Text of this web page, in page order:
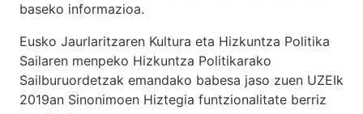
baseko informazioa.
Eusko Jaurlaritzaren Kultura eta Hizkuntza Politika
Sailaren menpeko Hizkuntza Politikarako
Sailburuordetzak emandako babesa jaso zuen UZEIk
2019an Sinonimoen Hiztegia funtzionalitate berriz